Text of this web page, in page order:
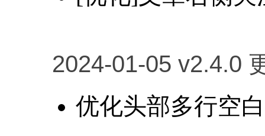
2024-01-05 v2.4.0
优化头部多行空